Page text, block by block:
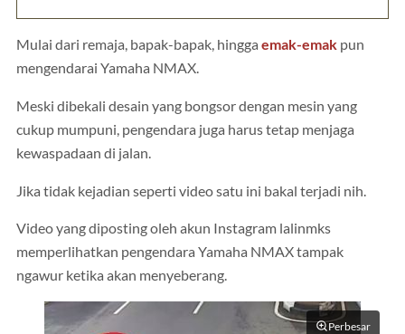
Mulai dari remaja, bapak-bapak, hingga emak-emak pun
mengendarai Yamaha NMAX.
Meski dibekali desain yang bongsor dengan mesin yang
cukup mumpuni, pengendara juga harus tetap menjaga
kewaspadaan di jalan.
Jika tidak kejadian seperti video satu ini bakal terjadi nih.
Video yang diposting oleh akun Instagram lalinmks
memperlihatkan pengendara Yamaha NMAX tampak
ngawur ketika akan menyeberang.
Perbesar